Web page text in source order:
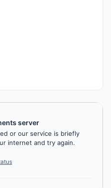
server
or our service is briefly
internet and try again.